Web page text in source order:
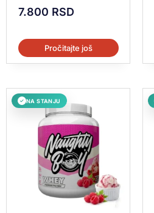
7.800 RSD
Pročitajte još
✓ NA STANJU